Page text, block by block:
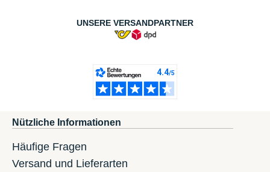
UNSERE VERSANDPARTNER
Nützliche Informationen
Häufige Fragen
Versand und Lieferarten